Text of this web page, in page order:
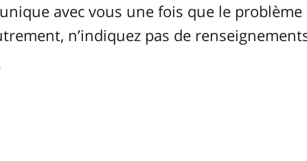
avec vous une fois que le
n’indiquez pas de